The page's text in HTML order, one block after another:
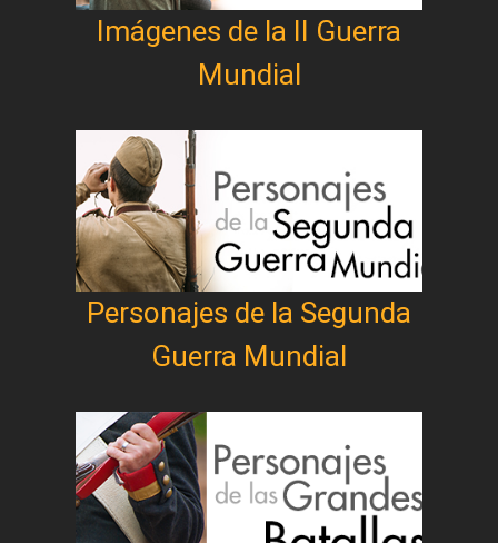
Imágenes de la II Guerra
Mundial
Personajes de la Segunda
Guerra Mundial